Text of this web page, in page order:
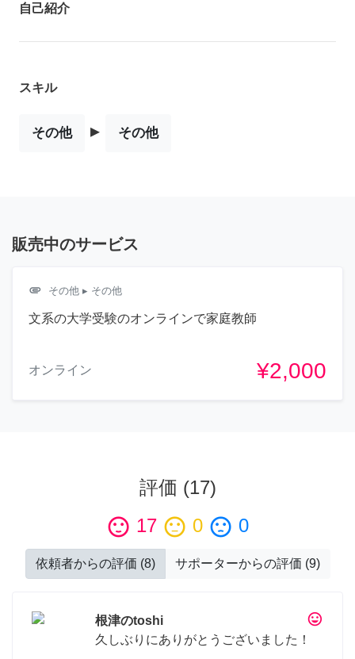
自己紹介
スキル
その他 ▸ その他
販売中のサービス
attachment その他 ▸ その他
文系の大学受験のオンラインで家庭教師
オンライン ¥2,000
評価 (17)
sentiment_satisfied 17 sentiment_neutral 0 sentiment_dissatisfied 0
依頼者からの評価 (8) サポーターからの評価 (9)
tag_faces
根津のtoshi
久しぶりにありがとうございました！